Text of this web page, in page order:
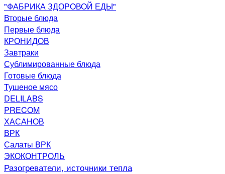
"ФАБРИКА ЗДОРОВОЙ ЕДЫ"
Вторые блюда
Первые блюда
КРОНИДОВ
Завтраки
Сублимированные блюда
Готовые блюда
Тушеное мясо
DELILABS
PRECOM
ХАСАНОВ
ВРК
Салаты ВРК
ЭКОКОНТРОЛЬ
Разогреватели, источники тепла